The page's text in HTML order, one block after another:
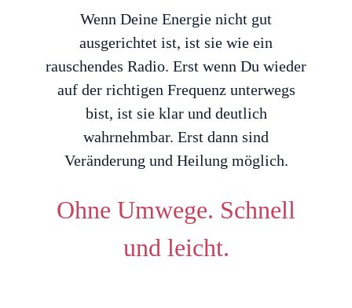
Wenn Deine Energie nicht gut
ausgerichtet ist, ist sie wie ein
rauschendes Radio. Erst wenn Du wieder
auf der richtigen Frequenz unterwegs
bist, ist sie klar und deutlich
wahrnehmbar. Erst dann sind
Veränderung und Heilung möglich.
Ohne Umwege. Schnell
und leicht.